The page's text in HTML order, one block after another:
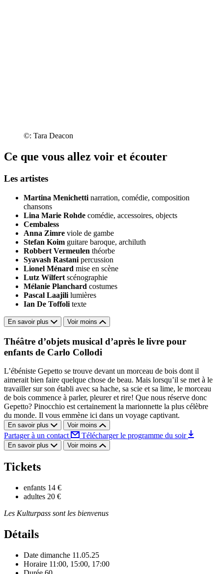
©: Tara Deacon
Ce que vous allez voir et écouter
Les artistes
Martina Menichetti narration, comédie, composition
chansons
Lina Marie Rohde comédie, accessoires, objects
Cembaless
Anna Zimre viole de gambe
Stefan Koim guitare baroque, archiluth
Robbert Vermeulen théorbe
Syavash Rastani percussion
Lionel Ménard mise en scène
Lutz Wilfert scénographie
Mélanie Planchard costumes
Pascal Laajili lumières
Ian De Toffoli texte
En savoir plus Voir moins
Théâtre d’objets musical d’après le livre pour
enfants de Carlo Collodi
L’ébéniste Gepetto se trouve devant un morceau de bois dont il
aimerait bien faire quelque chose de beau. Mais lorsqu’il se met à le
travailler sur son établi avec sa hache, sa scie et sa lime, le morceau
de bois commence à parler, pleurer et rire! Que nous réserve donc
Gepetto? Pinocchio est certainement la marionnette la plus célèbre
du monde. Il vous emmène ici dans un voyage captivant.
En savoir plus Voir moins
Partager à un contact Télécharger le programme du soir
En savoir plus Voir moins
Tickets
enfants 14 €
adultes 20 €
Les Kulturpass sont les bienvenus
Détails
Date dimanche 11.05.25
Horaire 11:00, 15:00, 17:00